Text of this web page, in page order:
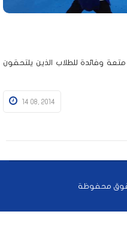
متعة وفائدة للطلاب الذين يلتحقون
14 08, 2014